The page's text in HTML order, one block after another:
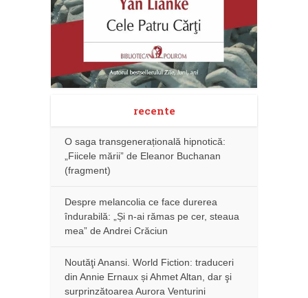
recente
O saga transgenerațională hipnotică:
„Fiicele mării” de Eleanor Buchanan
(fragment)
Despre melancolia ce face durerea
îndurabilă: „Și n-ai rămas pe cer, steaua
mea” de Andrei Crăciun
Noutăţi Anansi. World Fiction: traduceri
din Annie Ernaux și Ahmet Altan, dar şi
surprinzătoarea Aurora Venturini